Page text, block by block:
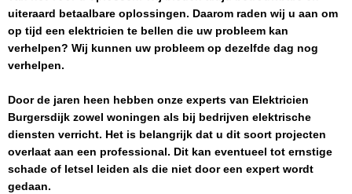
uiteraard betaalbare oplossingen. Daarom raden wij u aan om
op tijd een elektricien te bellen die uw probleem kan
verhelpen? Wij kunnen uw probleem op dezelfde dag nog
verhelpen.
Door de jaren heen hebben onze experts van Elektricien
Burgersdijk zowel woningen als bij bedrijven elektrische
diensten verricht. Het is belangrijk dat u dit soort projecten
overlaat aan een professional. Dit kan eventueel tot ernstige
schade of letsel leiden als die niet door een expert wordt
gedaan.